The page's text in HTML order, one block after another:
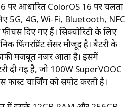
पर आधारित ColorOS 16 पर चलता
5G, 4G, Wi-Fi, Bluetooth, NFC
दिए गए हैं। सिक्योरिटी के लिए
फिंगरप्रिंट सेंसर मौजूद है। बैटरी के
मजबूत नजर आता है। इसमें
दी गई है, जो 100W SuperVOOC
चार्जिंग को सपोर्ट करती है।